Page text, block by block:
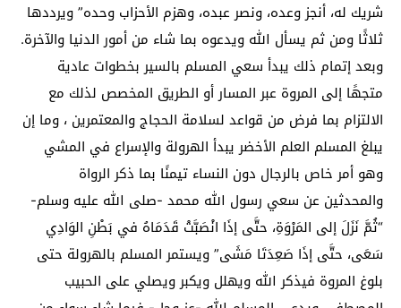
شريك له، أنجز وعده، ونصر عبده، وهزم الأحزاب وحده” ويرددها
ثلاثًا ومن ثم يسأل الله ويدعوه بما شاء من أمور الدنيا والآخرة.
وبعد إتمام ذلك يبدأ سعي المسلم بالسير بخطوات عادية
متجهًا إلى المروة عبر المسار أو الطريق المخصص لذلك مع
الالتزام بما فرض من قواعد لسلامة الحجاج والمعتمرين ، وما إن
يبلغ المسلم العلم الأخضر يبدأ الهرولة والإسراع في المشي
وهو أمر خاص بالرجال دون النساء تيمنًا بما ذكر الرواة
والمحدثين عن سعي رسول الله محمد -صلى الله عليه وسلم-
“ثُمَّ نَزَلَ إلى المَرْوَةِ، حتَّى إذَا انْصَبَّتْ قَدَمَاهُ في بَطْنِ الوَادِي
سَعَى، حتَّى إذَا صَعِدَتَا مَشَى” ويستمر المسلم بالهرولة حتى
بلوغ المروة فيذكر الله ويهلل ويكبر ويصلي على الحبيب